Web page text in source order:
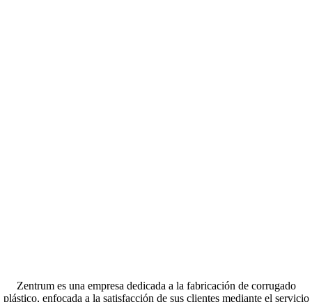
Zentrum es una empresa dedicada a la fabricación de corrugado
plástico, enfocada a la satisfacción de sus clientes mediante el servicio